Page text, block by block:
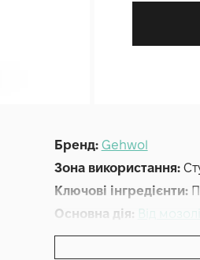
Бренд: Gehwol
Зона використання:
Ключові інгредієнти:
Основна дія: Від
Країна:Німеччина